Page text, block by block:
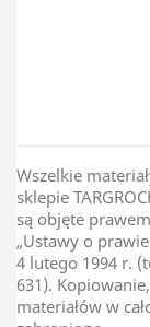
Wszelkie
sklepie
są objęte
„Ustawy o
4 lutego 1994 r.
631).
materiałów w